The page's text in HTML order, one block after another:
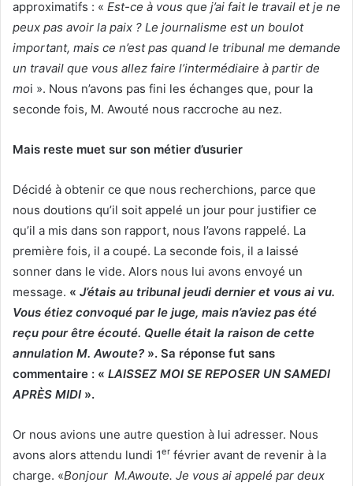
approximatifs : « Est-ce à vous que j’ai fait le travail et je ne
peux pas avoir la paix ? Le journalisme est un boulot
important, mais ce n’est pas quand le tribunal me demande
un travail que vous allez faire l’intermédiaire à partir de
moi ». Nous n’avons pas fini les échanges que, pour la
seconde fois, M. Awouté nous raccroche au nez.
Mais reste muet sur son métier d’usurier
Décidé à obtenir ce que nous recherchions, parce que
nous doutions qu’il soit appelé un jour pour justifier ce
qu’il a mis dans son rapport, nous l’avons rappelé. La
première fois, il a coupé. La seconde fois, il a laissé
sonner dans le vide. Alors nous lui avons envoyé un
message. « J’étais au tribunal jeudi dernier et vous ai vu.
Vous étiez convoqué par le juge, mais n’aviez pas été
reçu pour être écouté. Quelle était la raison de cette
annulation M. Awoute? ». Sa réponse fut sans
commentaire : « LAISSEZ MOI SE REPOSER UN SAMEDI
APRÈS MIDI ».
Or nous avions une autre question à lui adresser. Nous
avons alors attendu lundi 1er février avant de revenir à la
charge. «Bonjour M.Awoute. Je vous ai appelé par deux